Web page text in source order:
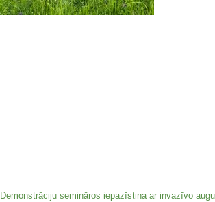
Demonstrāciju semināros iepazīstina ar invazīvo